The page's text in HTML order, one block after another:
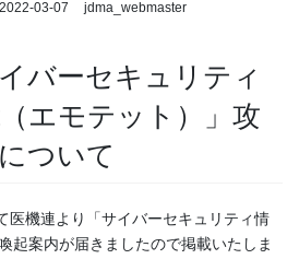
2022-03-07 jdma_webmaster
バーセキュリティ
エモテット）」攻
ついて
医機連より「サイバーセキュリティ情
起案内が届きましたので掲載いたしま